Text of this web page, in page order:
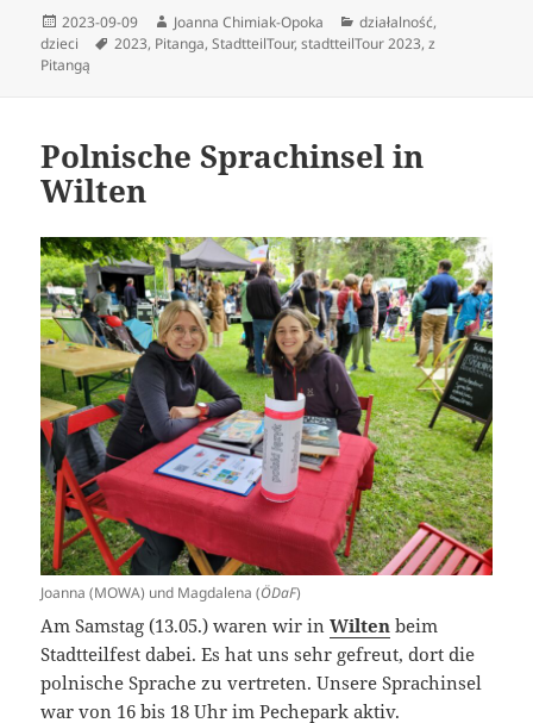
Data
publikacji
2023-09-09 Autor
Joanna Chimiak-Opoka Kategorie
działalność,
dzieci
Tagi
2023, Pitanga,StadtteilTour,stadtteilTour 2023,z
Pitangą
Polnische Sprachinsel in
Wilten
Joanna (MOWA) und Magdalena (ÖDaF)
Am Samstag (13.05.) waren wir inWilten beim
Stadtteilfest dabei. Es hat uns sehr gefreut, dort die
polnische Sprache zu vertreten. Unsere Sprachinsel
war von 16 bis 18 Uhr im Pechepark aktiv.